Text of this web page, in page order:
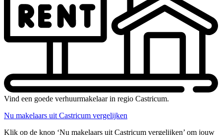
Vind een goede verhuurmakelaar in regio Castricum.
Nu makelaars uit Castricum vergelijken
Klik op de knop ‘Nu makelaars uit Castricum vergelijken’ om jouw